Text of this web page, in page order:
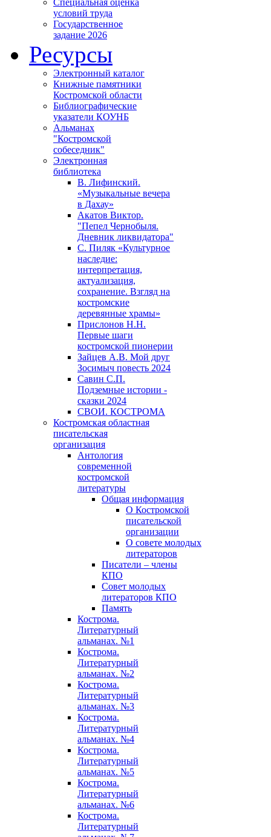
условий труда
Государственное
задание 2026
Ресурсы
Электронный каталог
Книжные памятники
Костромской области
Библиографические
указатели КОУНБ
Альманах
"Костромской
собеседник"
Электронная
библиотека
В. Лифинский.
«Музыкальные вечера
в Дахау»
Акатов Виктор.
"Пепел Чернобыля.
Дневник ликвидатора"
С. Пиляк «Культурное
наследие:
интерпретация,
актуализация,
сохранение. Взгляд на
костромские
деревянные храмы»
Прислонов Н.Н.
Первые шаги
костромской пионерии
Зайцев А.В. Мой друг
Зосимыч повесть 2024
Савин С.П.
Подземные истории -
сказки 2024
СВОИ. КОСТРОМА
Костромская областная
писательская
организация
Антология
современной
костромской
литературы
Общая информация
О Костромской
писательской
организации
О совете молодых
литераторов
Писатели – члены
КПО
Совет молодых
литераторов КПО
Память
Кострома.
Литературный
альманах. №1
Кострома.
Литературный
альманах. №2
Кострома.
Литературный
альманах. №3
Кострома.
Литературный
альманах. №4
Кострома.
Литературный
альманах. №5
Кострома.
Литературный
альманах. №6
Кострома.
Литературный